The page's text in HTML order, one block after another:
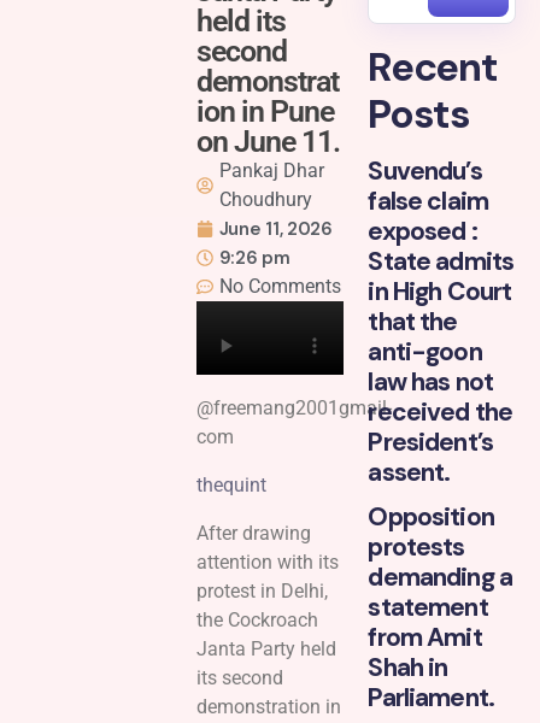
held its
second
demonstrat
ion in Pune
on June 11.
Pankaj Dhar
Choudhury
June 11, 2026
9:26 pm
No Comments
@freemang2001gmail-
com
thequint
After drawing
attention with its
protest in Delhi,
the Cockroach
Janta Party held
its second
demonstration in
Recent
Posts
Suvendu’s
false claim
exposed :
State admits
in High Court
that the
anti-goon
law has not
received the
President’s
assent.
Opposition
protests
demanding a
statement
from Amit
Shah in
Parliament.